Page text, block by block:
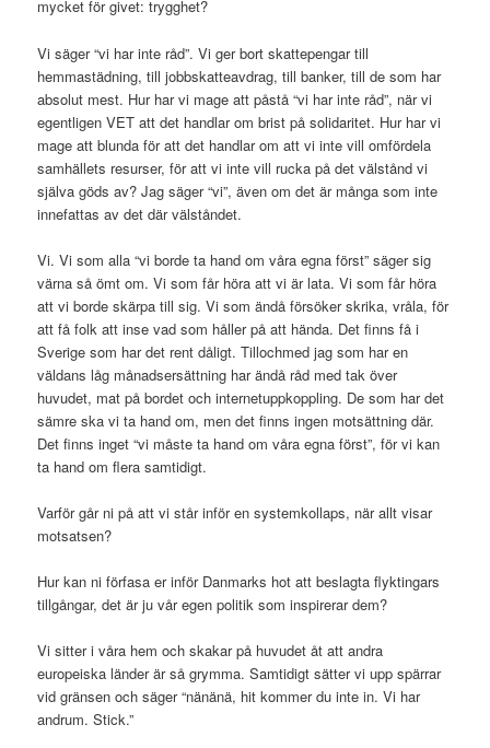
mycket för givet: trygghet?
Vi säger “vi har inte råd”. Vi ger bort skattepengar till
hemmastädning, till jobbskatteavdrag, till banker, till de som har
absolut mest. Hur har vi mage att påstå “vi har inte råd”, när vi
egentligen VET att det handlar om brist på solidaritet. Hur har vi
mage att blunda för att det handlar om att vi inte vill omfördela
samhällets resurser, för att vi inte vill rucka på det välstånd vi
själva göds av? Jag säger “vi”, även om det är många som inte
innefattas av det där välståndet.
Vi. Vi som alla “vi borde ta hand om våra egna först” säger sig
värna så ömt om. Vi som får höra att vi är lata. Vi som får höra
att vi borde skärpa till sig. Vi som ändå försöker skrika, vråla, för
att få folk att inse vad som håller på att hända. Det finns få i
Sverige som har det rent dåligt. Tillochmed jag som har en
väldans låg månadsersättning har ändå råd med tak över
huvudet, mat på bordet och internetuppkoppling. De som har det
sämre ska vi ta hand om, men det finns ingen motsättning där.
Det finns inget “vi måste ta hand om våra egna först”, för vi kan
ta hand om flera samtidigt.
Varför går ni på att vi står inför en systemkollaps, när allt visar
motsatsen?
Hur kan ni förfasa er inför Danmarks hot att beslagta flyktingars
tillgångar, det är ju vår egen politik som inspirerar dem?
Vi sitter i våra hem och skakar på huvudet åt att andra
europeiska länder är så grymma. Samtidigt sätter vi upp spärrar
vid gränsen och säger “nänänä, hit kommer du inte in. Vi har
andrum. Stick.”